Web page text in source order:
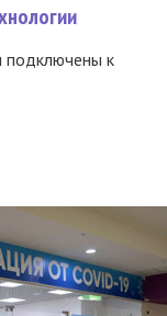
подключены к